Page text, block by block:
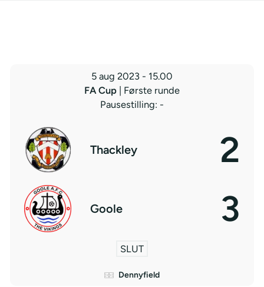
5 aug 2023 - 15.00
FA Cup
| Første runde
Pausestilling: -
Thackley 2
Goole 3
SLUT
Dennyfield